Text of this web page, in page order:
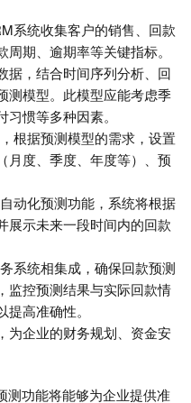
系统收集客户的销售、回款
期、逾期率等关键指标。
据，结合时间序列分析、回
测模型。此模型应能考虑季
惯等多种因素。
根据预测模型的需求，设置
月度、季度、年度等）、预
动化预测功能，系统将根据
展示未来一段时间内的回款
系统相集成，确保回款预测
监控预测结果与实际回款情
高准确性。
为企业的财务规划、资金安
测功能将能够为企业提供准